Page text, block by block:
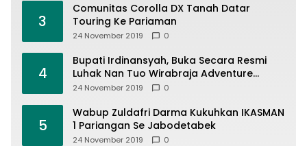
3
Comunitas Corolla DX Tanah Datar
Touring Ke Pariaman
24 November 2019 0
4
Bupati Irdinansyah, Buka Secara Resmi
Luhak Nan Tuo Wirabraja Adventure
Offroad 2019
24 November 2019 0
5
Wabup Zuldafri Darma Kukuhkan IKASMAN
1 Pariangan Se Jabodetabek
24 November 2019 0